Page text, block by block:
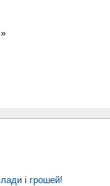
і грошей!